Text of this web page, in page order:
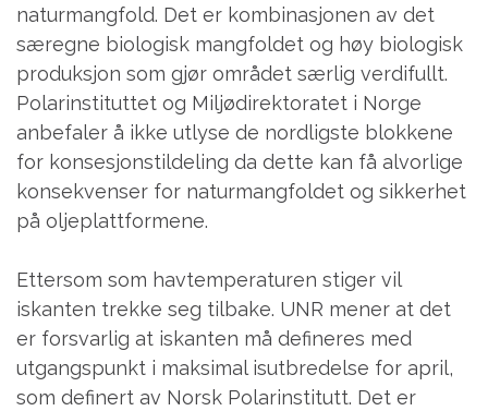
naturmangfold. Det er kombinasjonen av det
særegne biologisk mangfoldet og høy biologisk
produksjon som gjør området særlig verdifullt.
Polarinstituttet og Miljødirektoratet i Norge
anbefaler å ikke utlyse de nordligste blokkene
for konsesjonstildeling da dette kan få alvorlige
konsekvenser for naturmangfoldet og sikkerhet
på oljeplattformene.
Ettersom som havtemperaturen stiger vil
iskanten trekke seg tilbake. UNR mener at det
er forsvarlig at iskanten må defineres med
utgangspunkt i maksimal isutbredelse for april,
som definert av Norsk Polarinstitutt. Det er